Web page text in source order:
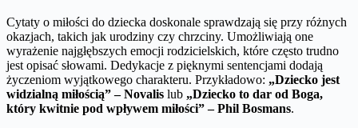
Cytaty o miłości do dziecka doskonale sprawdzają się przy różnych
okazjach, takich jak urodziny czy chrzciny. Umożliwiają one
wyrażenie najgłębszych emocji rodzicielskich, które często trudno
jest opisać słowami. Dedykacje z pięknymi sentencjami dodają
życzeniom wyjątkowego charakteru. Przykładowo: „Dziecko jest
widzialną miłością” – Novalis lub „Dziecko to dar od Boga,
który kwitnie pod wpływem miłości” – Phil Bosmans.